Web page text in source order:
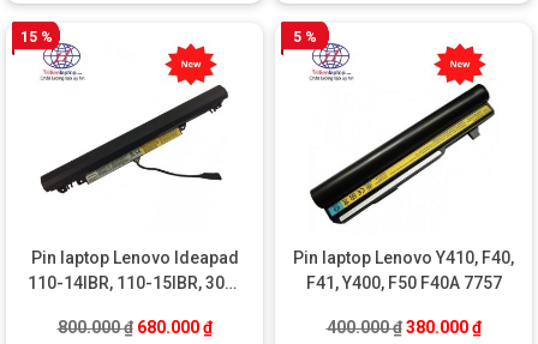
15 %
Pin laptop Lenovo Ideapad
110-14IBR, 110-15IBR, 300-
300-14ISK
800.000₫ Giá gốc là: 800.000 ₫.
680.000₫Giá hiện tại là: 680.000 ₫.
5 %
Pin laptop Lenovo Y410, F40,
F41, Y400, F50 F40A 7757
400.000₫ Giá gốc là:
380.000₫Giá